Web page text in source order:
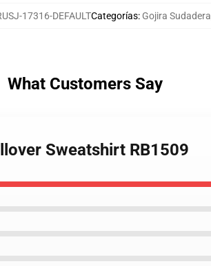
17316-DEFAULTCategorías: Gojira Sudadera
What Customers Say
Sweatshirt RB1509